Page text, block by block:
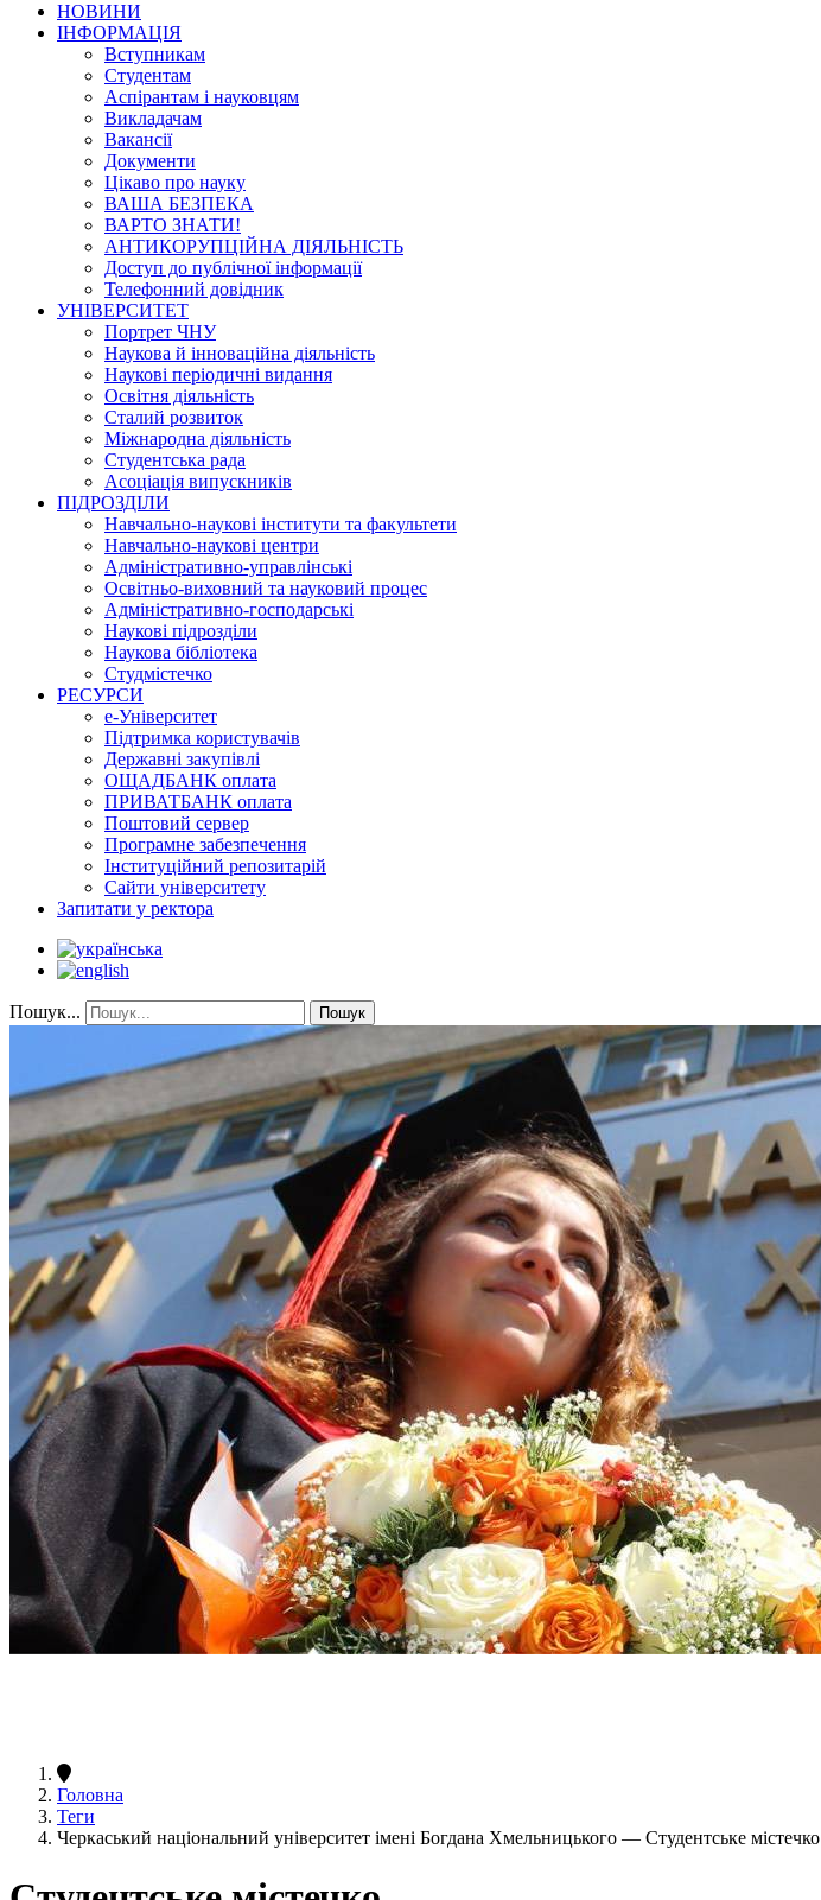
НОВИНИ
ІНФОРМАЦІЯ
Вступникам
Студентам
Аспірантам і науковцям
Викладачам
Вакансії
Документи
Цікаво про науку
ВАША БЕЗПЕКА
ВАРТО ЗНАТИ!
АНТИКОРУПЦІЙНА ДІЯЛЬНІСТЬ
Доступ до публічної інформації
Телефонний довідник
УНІВЕРСИТЕТ
Портрет ЧНУ
Наукова й інноваційна діяльність
Наукові періодичні видання
Освітня діяльність
Сталий розвиток
Міжнародна діяльність
Студентська рада
Асоціація випускників
ПІДРОЗДІЛИ
Навчально-наукові інститути та факультети
Навчально-наукові центри
Адміністративно-управлінські
Освітньо-виховний та науковий процес
Адміністративно-господарські
Наукові підрозділи
Наукова бібліотека
Студмістечко
РЕСУРСИ
е-Університет
Підтримка користувачів
Державні закупівлі
ОЩАДБАНК оплата
ПРИВАТБАНК оплата
Поштовий сервер
Програмне забезпечення
Інституційний репозитарій
Сайти університету
Запитати у ректора
Пошук... Пошук
Головна
Теги
Черкаський національний університет імені Богдана Хмельницького — Студентське містечко